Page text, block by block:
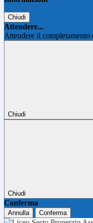
Chiudi
Attendere...
Attendere il completamento
Chiudi
Chiudi
Conferma
Annulla Conferma